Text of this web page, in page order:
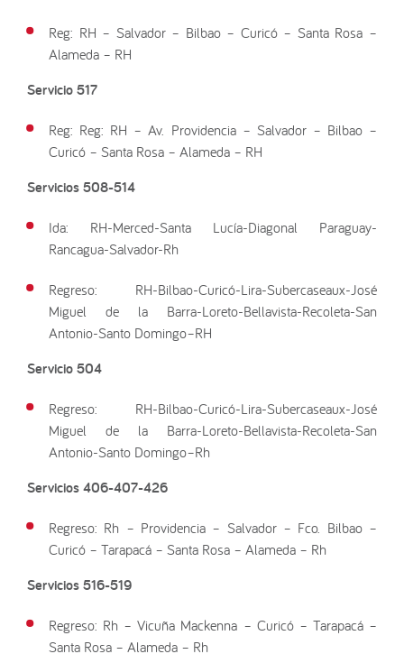
Reg: RH – Salvador – Bilbao – Curicó – Santa Rosa –
Alameda – RH
Servicio 517
Reg: Reg: RH – Av. Providencia – Salvador – Bilbao –
Curicó – Santa Rosa – Alameda – RH
Servicios 508-514
Ida: RH-Merced-Santa Lucía-Diagonal Paraguay-
Rancagua-Salvador-Rh
Regreso: RH-Bilbao-Curicó-Lira-Subercaseaux-José
Miguel de la Barra-Loreto-Bellavista-Recoleta-San
Antonio-Santo Domingo–RH
Servicio 504
Regreso: RH-Bilbao-Curicó-Lira-Subercaseaux-José
Miguel de la Barra-Loreto-Bellavista-Recoleta-San
Antonio-Santo Domingo–Rh
Servicios 406-407-426
Regreso: Rh – Providencia – Salvador – Fco. Bilbao –
Curicó – Tarapacá – Santa Rosa – Alameda – Rh
Servicios 516-519
Regreso: Rh – Vicuña Mackenna – Curicó – Tarapacá –
Santa Rosa – Alameda – Rh